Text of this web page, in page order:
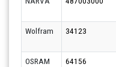
Wolfram 34123
OSRAM 64156